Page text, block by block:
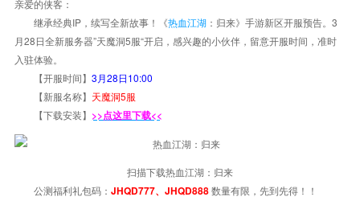
亲爱的侠客：
继承经典IP，续写全新故事！《热血江湖：归来》手游新区开服预告。3
月28日全新服务器”天魔洞5服“开启，感兴趣的小伙伴，留意开服时间，准时
入驻体验。
【开服时间】 3月28日10:00
【新服名称】 天魔洞5服
【下载安装】 >>点这里下载<<
扫描下载热血江湖：归来
公测福利礼包码： JHQD777、JHQD888数量有限，先到先得！！